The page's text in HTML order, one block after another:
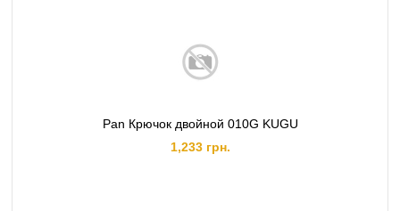
Pan Крючок двойной 010G KUGU
1,233 грн.